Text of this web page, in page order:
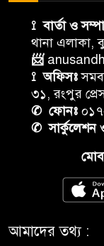
⟟ বার্তা ও
থানা এলাকা,
📨
⟟ অফিসঃ
৩১, রংপুর
✆ ফোনঃ
✆ সার্কুলেশন
আমাদের তথ্য :